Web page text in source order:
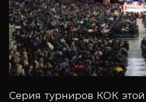
Серия турниров КОК